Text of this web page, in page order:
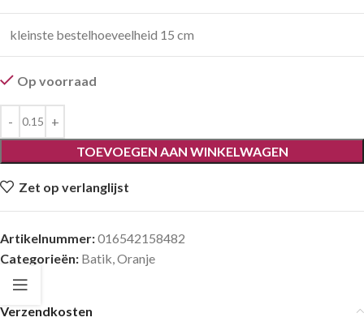
kleinste bestelhoeveelheid 15 cm
Op voorraad
TOEVOEGEN AAN WINKELWAGEN
Zet op verlanglijst
Artikelnummer:016542158482
Categorieën: Batik Oranje
Verzendkosten